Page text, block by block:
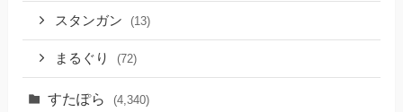
スタンガン (13)
まるぐり (72)
すたぽら (4,340)